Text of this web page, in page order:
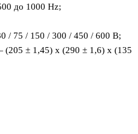
до 1000 Hz;
/ 75 / 150 / 300 / 450 / 600 В;
± 1,45) х (290 ± 1,6) х (135